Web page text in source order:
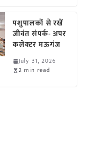
पशुपालकों से रखें
जीवंत संपर्क- अपर
कलेक्टर मऊगंज
July 31, 2026
2 min read